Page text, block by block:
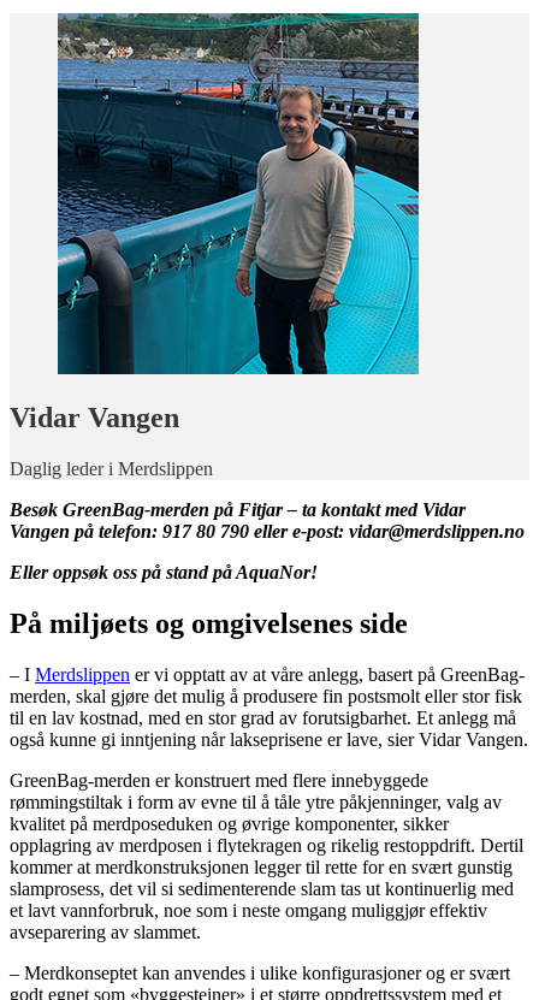
Vidar Vangen
Daglig leder i Merdslippen
Besøk GreenBag-merden på Fitjar – ta kontakt med Vidar
Vangen på telefon: 917 80 790 eller e-post: vidar@merdslippen.no
Eller oppsøk oss på stand på AquaNor!
På miljøets og omgivelsenes side
– I Merdslippen er vi opptatt av at våre anlegg, basert på GreenBag-
merden, skal gjøre det mulig å produsere fin postsmolt eller stor fisk
til en lav kostnad, med en stor grad av forutsigbarhet. Et anlegg må
også kunne gi inntjening når lakseprisene er lave, sier Vidar Vangen.
GreenBag-merden er konstruert med flere innebyggede
rømmingstiltak i form av evne til å tåle ytre påkjenninger, valg av
kvalitet på merdposeduken og øvrige komponenter, sikker
opplagring av merdposen i flytekragen og rikelig restoppdrift. Dertil
kommer at merdkonstruksjonen legger til rette for en svært gunstig
slamprosess, det vil si sedimenterende slam tas ut kontinuerlig med
et lavt vannforbruk, noe som i neste omgang muliggjør effektiv
avseparering av slammet.
– Merdkonseptet kan anvendes i ulike konfigurasjoner og er svært
godt egnet som «byggesteiner» i et større oppdrettssystem med et